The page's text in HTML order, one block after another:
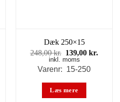
Dæk 250×15
248,00kr. Den
oprindelige
pris
248,00 kr..
139,00kr.
inkl. moms
Varenr: 15-250
Læs mere